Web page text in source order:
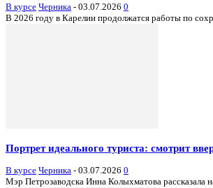
В курсе Черника - 03.07.2026 0
В 2026 году в Карелии продолжатся работы по
Портрет идеального туриста: смотрит
В курсе Черника - 03.07.2026 0
Мэр Петрозаводска Инна Колыхматова рассказала